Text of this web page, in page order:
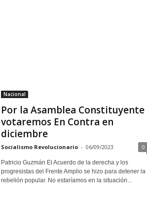
Nacional
Por la Asamblea Constituyente
votaremos En Contra en
diciembre
Socialismo Revolucionario - 06/09/2023 0
Patricio Guzmán El Acuerdo de la derecha y los
progresistas del Frente Amplio se hizo para detener la
rebelión popular. No estaríamos en la situación...